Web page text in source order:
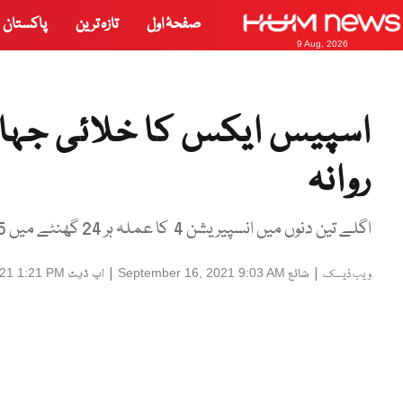
9 Aug, 2026
صفحۂ اول تازہ ترین پاکستان
اسپیس ایکس کا خلائی
روانہ
اگلے تین دنوں میں انسپیریشن 4 کا عملہ ہر 24 گھنٹے میں 15 مرتبہ زمین کا چکر لگائے گا
ویب ڈیسک | شائع September 16, 2021 9:03 AM
| اپ ڈیٹ 1:21 PM